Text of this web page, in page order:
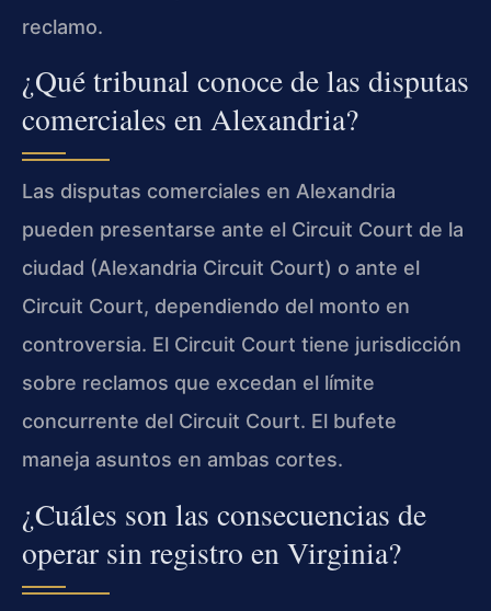
reclamo.
¿Qué tribunal conoce de las disputas
comerciales en Alexandria?
Las disputas comerciales en Alexandria
pueden presentarse ante el Circuit Court de la
ciudad (Alexandria Circuit Court) o ante el
Circuit Court, dependiendo del monto en
controversia. El Circuit Court tiene jurisdicción
sobre reclamos que excedan el límite
concurrente del Circuit Court. El bufete
maneja asuntos en ambas cortes.
¿Cuáles son las consecuencias de
operar sin registro en Virginia?